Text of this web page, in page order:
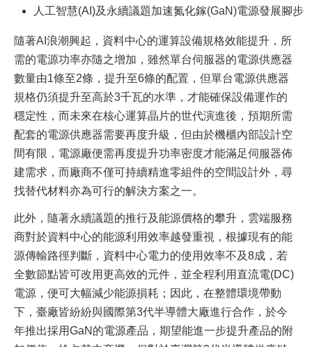
人工智慧(AI)及永續議題加速氮化鎵(GaN)電源發展腳步
隨著AI浪潮興起，資料中心的運算設備規格效能提升，所
需的電源功率亦隨之增加，雖然單台伺服器的電源供應器
數量由1條至2條，提升至6條的配置，但單台電源供應器
規格仍須提升至高於3千瓦的水準，才能確保設備運作的
穩定性，而未來在核心運算晶片的世代演進後，預期所需
配套的電源供應器需要再度升級，但由於機櫃內部設計空
間有限，電源廠便需再度提升功率密度才能滿足伺服器佈
建需求，而廠商不僅可持續精進零組件的空間設計外，尋
找替代材料亦為可行的解決方案之一。
此外，隨著永續議題的推行及能源價格的攀升，雲端服務
商對於資料中心的能源利用效率越發重視，根據現有的能
源傳輸路徑判斷，資料中心電力的使用效率不及8成，若
全數節點皆可改用更高效的元件，並全程利用直流電(DC)
電源，便可大幅減少能源損耗；因此，在整體環境帶動
下，臺廠皆紛紛與國際第3代半導體大廠進行合作，於今
年推出採用GaN的電源產品，期望能進一步提升產品的附